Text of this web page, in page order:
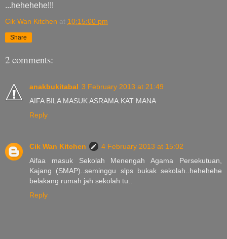
...hehehehe!!!
Cik Wan Kitchen at 10:15:00 pm
Share
2 comments:
anakbukitabal 3 February 2013 at 21:49
AIFA BILA MASUK ASRAMA.KAT MANA
Reply
Cik Wan Kitchen
4 February 2013 at 15:02
Aifaa masuk Sekolah Menengah Agama Persekutuan,
Kajang (SMAP)..seminggu slps bukak sekolah..hehehehe
belakang rumah jah sekolah tu..
Reply